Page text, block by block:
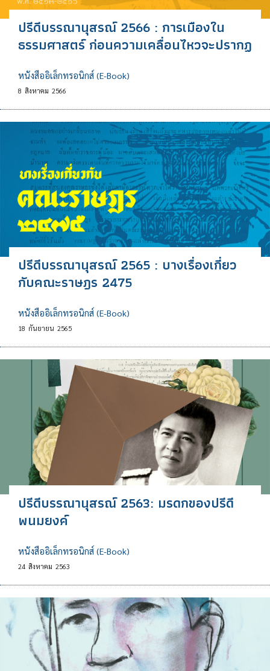
ปรีดีบรรณานุสรณ์ 2566 : การเมืองใน
ธรรมศาสตร์ ก่อนความเคลื่อนไหวจะปรากฏ
หนังสืออิเล็กทรอนิกส์ (E-Book)
8 สิงหาคม 2566
ปรีดีบรรณานุสรณ์ 2565 : บางเรื่องเกี่ยว
กับคณะราษฎร 2475
หนังสืออิเล็กทรอนิกส์ (E-Book)
18 กันยายน 2565
ปรีดีบรรณานุสรณ์ 2563: มรดกของปรีดี
พนมยงค์
หนังสืออิเล็กทรอนิกส์ (E-Book)
24 สิงหาคม 2563